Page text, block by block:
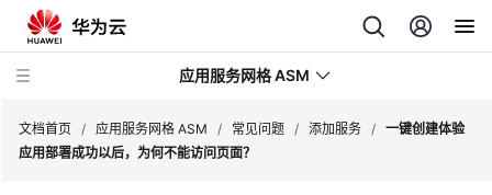
应用服务网格 ASM
文档首页 / 应用服务网格 ASM / 常见问题 / 添加服务 / 一键创建体验
应用部署成功以后，为何不能访问页面？